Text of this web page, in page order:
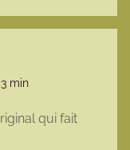
min
qui fait